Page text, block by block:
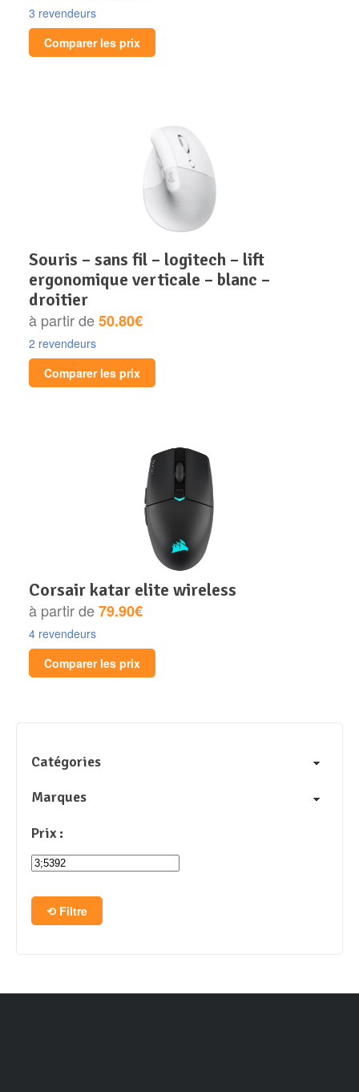
3 revendeurs
Comparer les prix
souris – sans fil – logitech – lift
ergonomique verticale – blanc –
droitier
à partir de50.80€
2 revendeurs
Comparer les prix
corsair katar elite wireless
à partir de79.90€
4 revendeurs
Comparer les prix
Catégories
Marques
Prix :
Filtre